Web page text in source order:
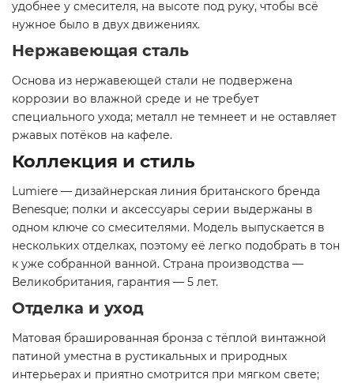
удобнее у смесителя, на высоте под руку, чтобы всё
нужное было в двух движениях.
Нержавеющая сталь
Основа из нержавеющей стали не подвержена
коррозии во влажной среде и не требует
специального ухода; металл не темнеет и не оставляет
ржавых потёков на кафеле.
Коллекция и стиль
Lumiere — дизайнерская линия британского бренда
Benesque; полки и аксессуары серии выдержаны в
одном ключе со смесителями. Модель выпускается в
нескольких отделках, поэтому её легко подобрать в тон
к уже собранной ванной. Страна производства —
Великобритания, гарантия — 5 лет.
Отделка и уход
Матовая брашированная бронза с тёплой винтажной
патиной уместна в рустикальных и природных
интерьерах и приятно смотрится при мягком свете;